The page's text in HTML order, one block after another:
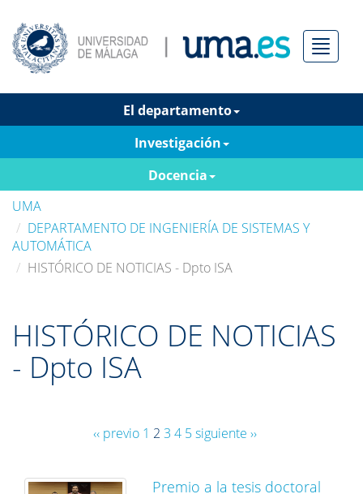
Menú
El departamento
Investigación
Docencia
UMA
DEPARTAMENTO DE INGENIERÍA DE SISTEMAS Y
AUTOMÁTICA
HISTÓRICO DE NOTICIAS - Dpto ISA
HISTÓRICO DE NOTICIAS
- Dpto ISA
‹‹ previo 1 2 3 4 5siguiente ››
Premio a la tesis doctoral